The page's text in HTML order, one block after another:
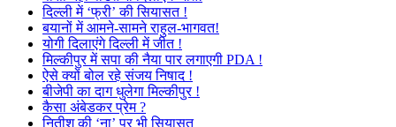
दिल्ली में ‘फ्री’ की सियासत !
बयानों में आमने-सामने राहुल-भागवत!
योगी दिलाएंगे दिल्ली में जीत !
मिल्कीपुर में सपा की नैया पार लगाएगी PDA !
ऐसे क्यों बोल रहे संजय निषाद !
बीजेपी का दाग धुलेगा मिल्कीपुर !
कैसा अंबेडकर प्रेम ?
नितीश की ‘ना’ पर भी सियासत